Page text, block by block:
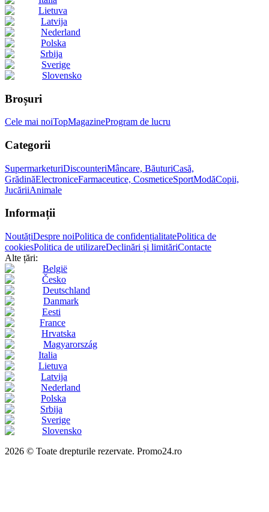
Lietuva
Latvija
Nederland
Polska
Srbija
Sverige
Slovensko
Broșuri
Cele mai noiTopMagazineProgram de lucru
Categorii
SupermarketuriDiscounteriMâncare, BăuturiCasă,
GrădinăElectroniceFarmaceutice, CosmeticeSportModăCopii,
JucăriiAnimale
Informații
NoutățiDespre noiPolitica de confidențialitatePolitica de
cookiesPolitica de utilizareDeclinări și limităriContacte
Alte țări:
België
Česko
Deutschland
Danmark
Eesti
France
Hrvatska
Magyarország
Italia
Lietuva
Latvija
Nederland
Polska
Srbija
Sverige
Slovensko
2026 © Toate drepturile rezervate. Promo24.ro